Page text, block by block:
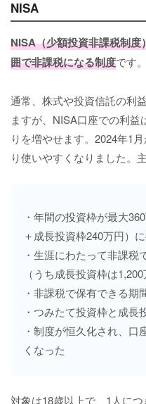
NISA
NISA（少額投資非課税制
囲で非課税になる制度です。
通常、株式や投資信託の利
ますが、NISA口座での利
りを増やせます。2024年1
り使いやすくなりました。
・年間の投資枠が最大
＋成長投資枠240万円）
・生涯にわたって非課税
（うち成長投資枠は1,200
・非課税で保有できる期
・つみたて投資枠と成長
・制度が恒久化され、
くなった
対象は18歳以上で、1人に